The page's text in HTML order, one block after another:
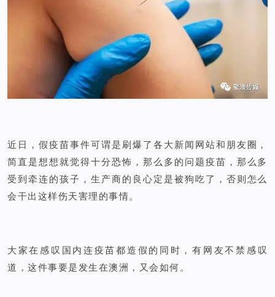
近日，假疫苗事件可谓是刷爆了各大新闻网站和朋友圈，
简直是想想就觉得十分恐怖，那么多的问题疫苗，那么多
受到牵连的孩子，生产商的良心定是被狗吃了，否则怎么
会干出这样伤天害理的事情。
大家在感叹国内连疫苗都造假的同时，有网友不禁感叹
道，这件事要是发生在澳洲，又会如何。